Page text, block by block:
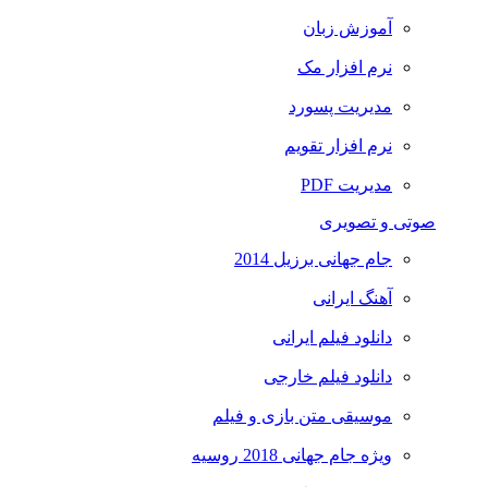
آموزش زبان
نرم افزار مک
مدیریت پسورد
نرم افزار تقویم
مدیریت PDF
صوتی و تصویری
جام جهانی برزیل 2014
آهنگ ایرانی
دانلود فیلم ایرانی
دانلود فیلم خارجی
موسیقی متن بازی و فیلم
ویژه جام جهانی 2018 روسیه